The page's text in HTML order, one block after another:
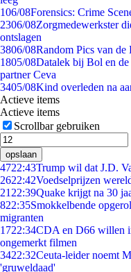
106/08Forensics: Crime
2306/08Zorgmedewerkster
ontslagen
3806/08Random Pics van de
1805/08Datalek bij Bol en
partner Ceva
3405/08Kind overleden na
Actieve items
Actieve items
Scrollbar gebruiken
opslaan
4722:43Trump wil dat J.D.
2622:42Voedselprijzen
21 22:39Quake krijgt na 30
822:35Smokkelbende
migranten
1722:34CDA en D66 willen
ongemerkt filmen
3422:32Ceuta-leider noemt
'gruweldaad'